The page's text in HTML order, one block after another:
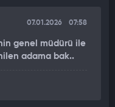
AK Parti’ye
07.01.2026 07:58
genel müdürü ile
adama bak..